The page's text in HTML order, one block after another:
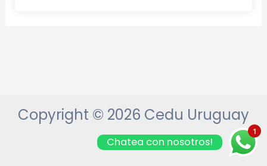
Copyright © 2026 Cedu Uruguay
1
Chatea con nosotros!